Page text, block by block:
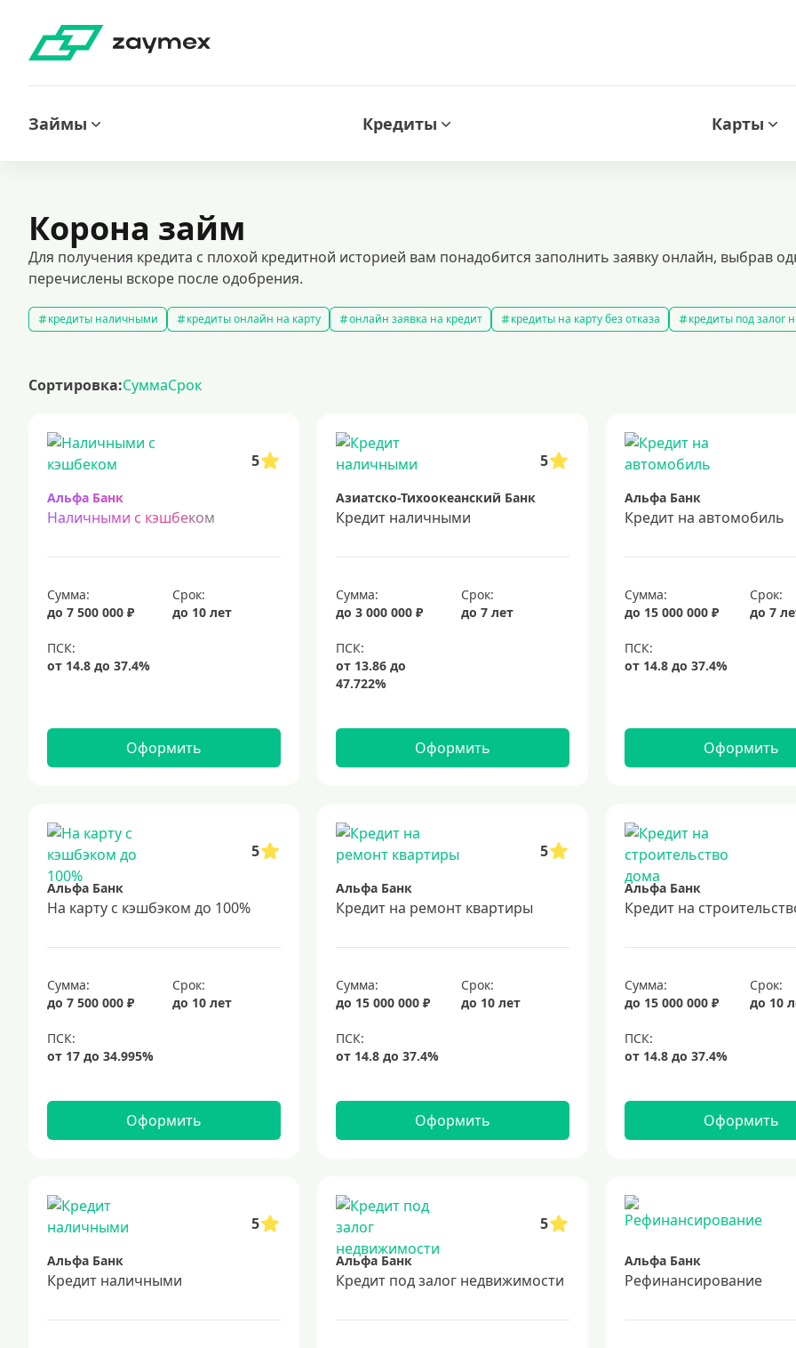
Займы Кредиты Карты
Корона займ
Для получения кредита с плохой кредитной историей вам понадобится заполнить заявку онлайн, выбрав
перечислены вскоре после одобрения.
кредиты наличными кредиты онлайн на карту онлайн заявка на кредит кредиты на карту без отказа
кредиты под залог
кредит на 200000 рублей
срочный кредит
Сортировка:СуммаСрок
5
Альфа Банк
Наличными с кэшбеком
Сумма:
до 7 500 000 ₽
Срок:
до 10 лет
Оформить
5
Азиатско-Тихоокеанский Банк
Кредит наличными
Сумма:
до 3 000 000 ₽
Срок:
до 7 лет
Оформить
Альфа Банк
Кредит на автомобиль
Сумма:
до 15 000 000 ₽
Срок:
до 7
Оформить
5
Альфа Банк
На карту с кэшбэком до 100%
Сумма:
до 7 500 000 ₽
Срок:
до 10 лет
Оформить
5
Альфа Банк
Кредит на ремонт квартиры
Сумма:
до 15 000 000 ₽
Срок:
до 10 лет
Оформить
Альфа Банк
Кредит на
Сумма:
до 15 000 000 ₽
Срок:
до 10
Оформить
5
Альфа Банк
Кредит наличными
5
Альфа Банк
Кредит под залог недвижимости
Альфа Банк
Рефинансирование